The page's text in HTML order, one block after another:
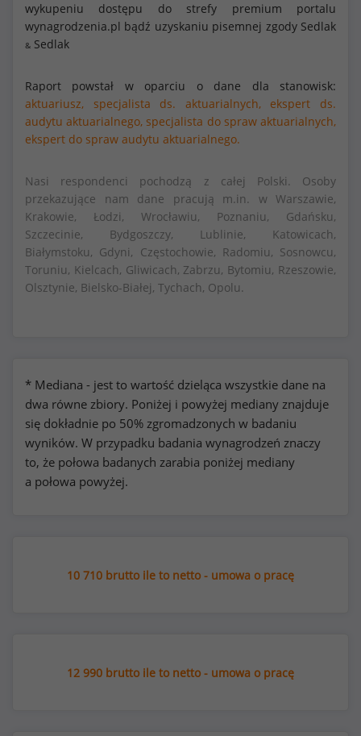
wykupeniu dostępu do strefy premium portalu
wynagrodzenia.pl bądź uzyskaniu pisemnej zgody Sedlak
& Sedlak
Raport powstał w oparciu o dane dla stanowisk:
aktuariusz,
specjalista ds. aktuarialnych,
ekspert ds.
audytu aktuarialnego, specjalista do spraw aktuarialnych,
ekspert do spraw audytu aktuarialnego.
Nasi respondenci pochodzą z całej Polski. Osoby
przekazujące nam dane pracują m.in. w Warszawie,
Krakowie, Łodzi, Wrocławiu, Poznaniu, Gdańsku,
Szczecinie, Bydgoszczy, Lublinie, Katowicach,
Białymstoku, Gdyni, Częstochowie, Radomiu, Sosnowcu,
Toruniu, Kielcach, Gliwicach, Zabrzu, Bytomiu, Rzeszowie,
Olsztynie, Bielsko-Białej, Tychach, Opolu.
* Mediana - jest to wartość dzieląca wszystkie dane na
dwa równe zbiory. Poniżej i powyżej mediany znajduje
się dokładnie po 50% zgromadzonych w badaniu
wyników. W przypadku badania wynagrodzeń znaczy
to, że połowa badanych zarabia poniżej mediany
a połowa powyżej.
10 710 brutto ile to netto - umowa o pracę
12 990 brutto ile to netto - umowa o pracę